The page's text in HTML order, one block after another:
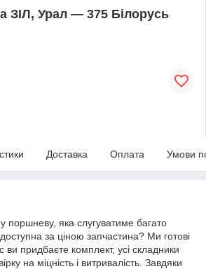
ЗІЛ, Урал — 375 Білорусь
Доставка Оплата Умови
поршневу, яка слугуватиме багато
за ціною запчастина? Ми готові
придбаєте комплект, усі складники
на міцність і витривалість. Завдяки